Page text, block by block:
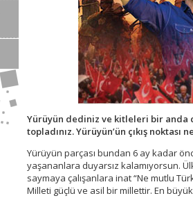
Yürüyün dediniz ve kitleleri bir anda
topladınız. Yürüyün’ün çıkış noktası
Yürüyün parçası bundan 6 ay kadar
yaşananlara duyarsız kalamıyorsun.
saymaya çalışanlara inat “Ne mutlu
Milleti güçlü ve asil bir millettir. En